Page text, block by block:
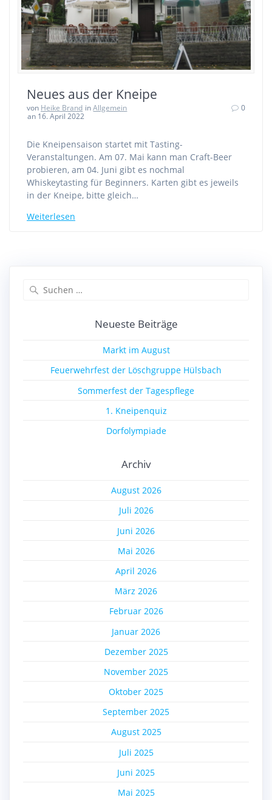
Neues aus der Kneipe
von Heike Brand inAllgemein
an 16. April 2022
0
Die Kneipensaison startet mit Tasting-
Veranstaltungen. Am 07. Mai kann man Craft-Beer
probieren, am 04. Juni gibt es nochmal
Whiskeytasting für Beginners. Karten gibt es jeweils
in der Kneipe, bitte gleich…
Weiterlesen
Neueste Beiträge
Markt im August
Feuerwehrfest der Löschgruppe Hülsbach
Sommerfest der Tagespflege
1. Kneipenquiz
Dorfolympiade
Archiv
August 2026
Juli 2026
Juni 2026
Mai 2026
April 2026
März 2026
Februar 2026
Januar 2026
Dezember 2025
November 2025
Oktober 2025
September 2025
August 2025
Juli 2025
Juni 2025
Mai 2025